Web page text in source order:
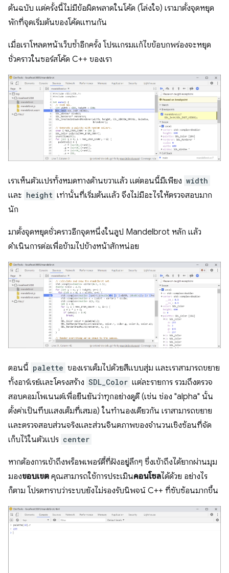
ต้นฉบับ แต่ครั้งนี้ไม่มีข้อผิดพลาดในโค้ด (โล่งใจ) เรามาตั้งจุดหยุด
พักที่จุดเริ่มต้นของโค้ดแทนกัน
เมื่อเราโหลดหน้าเว็บซ้ำอีกครั้ง โปรแกรมแก้ไขข้อบกพร่องจะหยุด
ชั่วคราวในซอร์สโค้ด C++ ของเรา
เราเห็นตัวแปรทั้งหมดทางด้านขวาแล้ว แต่ตอนนี้มีเพียง width
และ height เท่านั้นที่เริ่มต้นแล้ว จึงไม่มีอะไรให้ตรวจสอบมาก
นัก
มาตั้งจุดหยุดชั่วคราวอีกจุดหนึ่งในลูป Mandelbrot หลัก แล้ว
ดำเนินการต่อเพื่อข้ามไปข้างหน้าสักหน่อย
ตอนนี้ palette ของเราเต็มไปด้วยสีแบบสุ่ม และเราสามารถขยาย
ทั้งอาร์เรย์และโครงสร้าง SDL_Color แต่ละรายการ รวมถึงตรวจ
สอบคอมโพเนนต์เพื่อยืนยันว่าทุกอย่างดูดี (เช่น ช่อง "alpha" นั้น
ตั้งค่าเป็นทึบแสงเต็มที่เสมอ) ในทํานองเดียวกัน เราสามารถขยาย
และตรวจสอบส่วนจริงและส่วนจินตภาพของจํานวนเชิงซ้อนที่จัด
เก็บไว้ในตัวแปร center
หากต้องการเข้าถึงพร็อพเพอร์ตี้ที่ฝังอยู่ลึกๆ ซึ่งเข้าถึงได้ยากผ่านมุม
มองขอบเขต คุณสามารถใช้การประเมินคอนโซลได้ด้วย อย่างไร
ก็ตาม โปรดทราบว่าระบบยังไม่รองรับนิพจน์ C++ ที่ซับซ้อนมากขึ้น